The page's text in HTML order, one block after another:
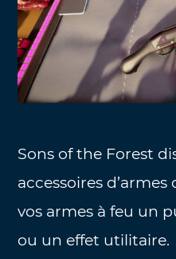
Sons of the Forest
accessoires
vos armes à feu un
ou un effet utilitaire.